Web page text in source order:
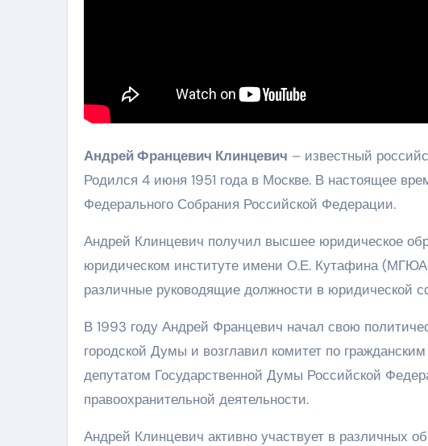
Андрей Францевич Клинцевич – известный
Родился 4 июня 1951 года в Москве. В настоящее
Федерального Собрания Российской Федерации.
Андрей Клинцевич получил высшее юридическое
юридическом институте имени О.Е. Кутафина
различные руководящие должности в юридической
В 1993 году Андрей Францевич начал свою
городской Думы и возглавил комитет по
депутатом Государственной Думы Российской
правоохранительной деятельности.
Андрей Клинцевич активно участвует в различных